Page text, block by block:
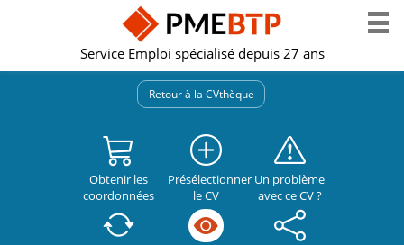
Service Emploi spécialisé depuis 27 ans
Retour à la CVthèque
Obtenir les
coordonnées
Présélectionner
le CV
Un problème
avec ce CV ?